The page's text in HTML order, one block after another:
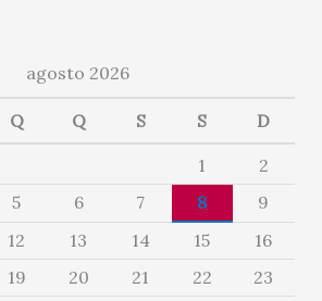
agosto 2026
Q Q S S D
1
2
5 6 7 8
9
12 13 14 15
16
19 20 21 22
23